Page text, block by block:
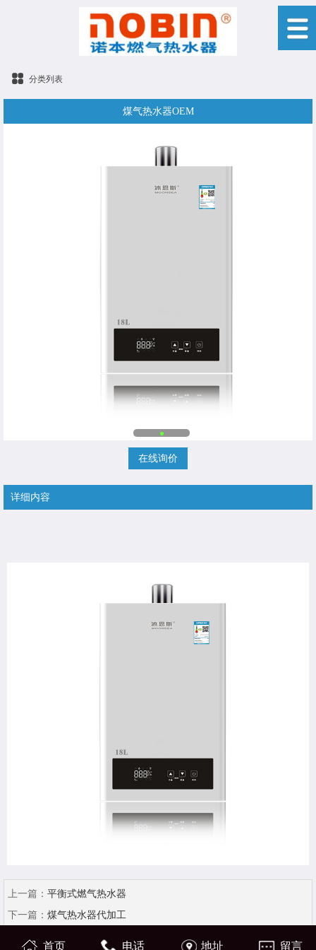
分类列表
煤气热水器OEM
在线询价
详细内容
上一篇： 平衡式燃气热水器
下一篇： 煤气热水器代加工
首页 电话 地址 留言